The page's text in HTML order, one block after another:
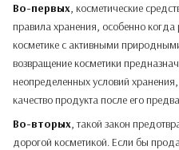
Во-первых, косметические
правила хранения, особенно
косметике с активными
возвращение косметики
неопределенных условий
качество продукта после его
Во-вторых, такой закон
дорогой косметикой. Если бы